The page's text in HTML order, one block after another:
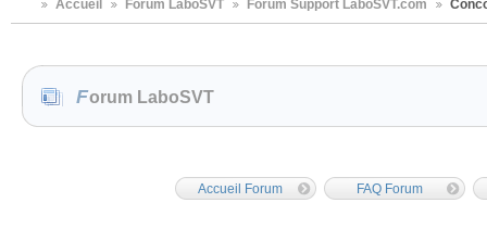
Accueil Forum LaboSVT Forum Support LaboSVT.com
Forum LaboSVT
Accueil Forum FAQ Forum